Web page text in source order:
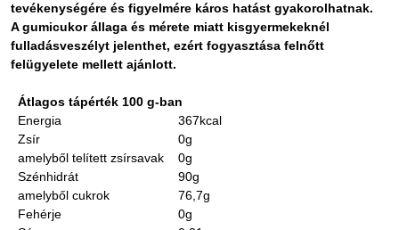
tevékenységére és figyelmére káros hatást gyakorolhatnak.
A gumicukor állaga és mérete miatt kisgyermekeknél
fulladásveszélyt jelenthet, ezért fogyasztása felnőtt
felügyelete mellett ajánlott.
Átlagos tápérték 100 g-ban
Energia
367kcal
Zsír
0g
amelyből telített zsírsavak
0g
Szénhidrát
90g
amelyből cukrok
76,7g
Fehérje
0g